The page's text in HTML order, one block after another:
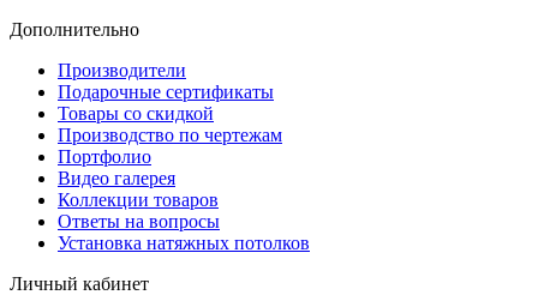
Дополнительно
Производители
Подарочные сертификаты
Товары со скидкой
Производство по чертежам
Портфолио
Видео галерея
Коллекции товаров
Ответы на вопросы
Установка натяжных потолков
Личный кабинет